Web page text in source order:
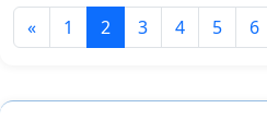
« 1 2 3 4 5 6